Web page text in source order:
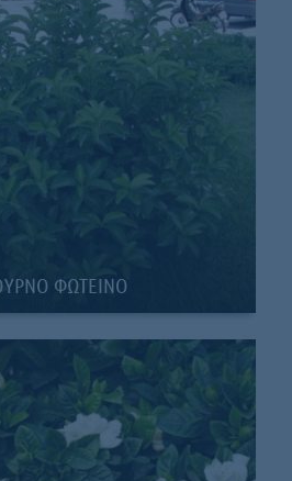
ΦΩΤΕΙΝΟ